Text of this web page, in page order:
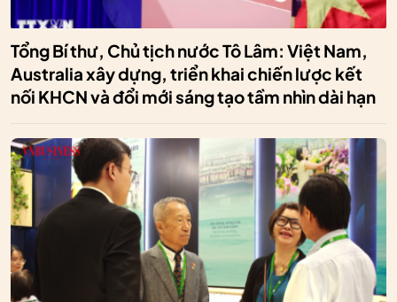
Tổng Bí thư, Chủ tịch nước Tô Lâm: Việt Nam,
Australia xây dựng, triển khai chiến lược kết
nối KHCN và đổi mới sáng tạo tầm nhìn dài hạn